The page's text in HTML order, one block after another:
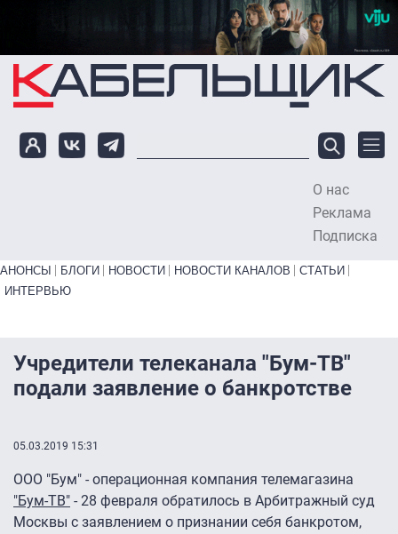
Перейти к основному содержанию
О нас
Реклама
Подписка
Primary links bottom
АНОНСЫ БЛОГИ НОВОСТИ НОВОСТИ КАНАЛОВ
СТАТЬИ
ИНТЕРВЬЮ
Учредители телеканала "Бум-ТВ"
подали заявление о банкротстве
05.03.2019 15:31
ООО "Бум" - операционная компания телемагазина
"Бум-ТВ" - 28 февраля обратилось в Арбитражный суд
Москвы с заявлением о признании себя банкротом,